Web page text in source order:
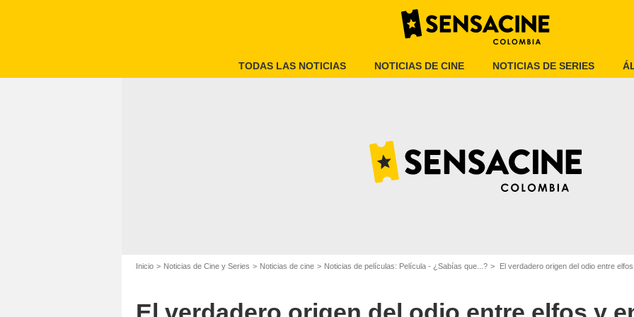
TODAS LAS NOTICIAS NOTICIAS DE CINE NOTICIAS DE SERIES
Inicio Noticias de Cine y Series Noticias de cine Noticias de películas: Película - ¿Sabías que...? El verdadero origen del odio entre